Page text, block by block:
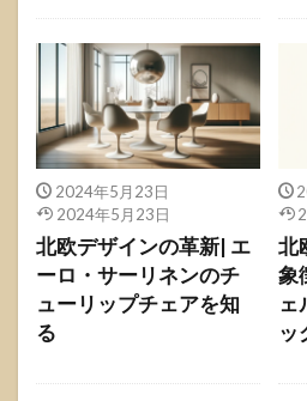
2024年5月23日
2024年5月23日
北欧デザインの革新| エ
ーロ・サーリネンのチ
ューリップチェアを知
る
北
象
ェ
ッ